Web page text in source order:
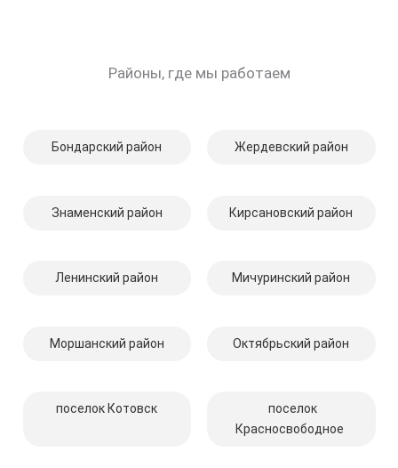
Районы, где мы работаем
Бондарский район Жердевский район
Знаменский район Кирсановский район
Ленинский район Мичуринский район
Моршанский район Октябрьский район
поселок Котовск
поселок
Красносвободное